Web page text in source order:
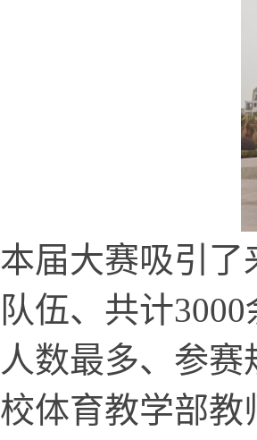
本届大赛吸引了
队伍、共计3000
人数最多、参
校体育教学部